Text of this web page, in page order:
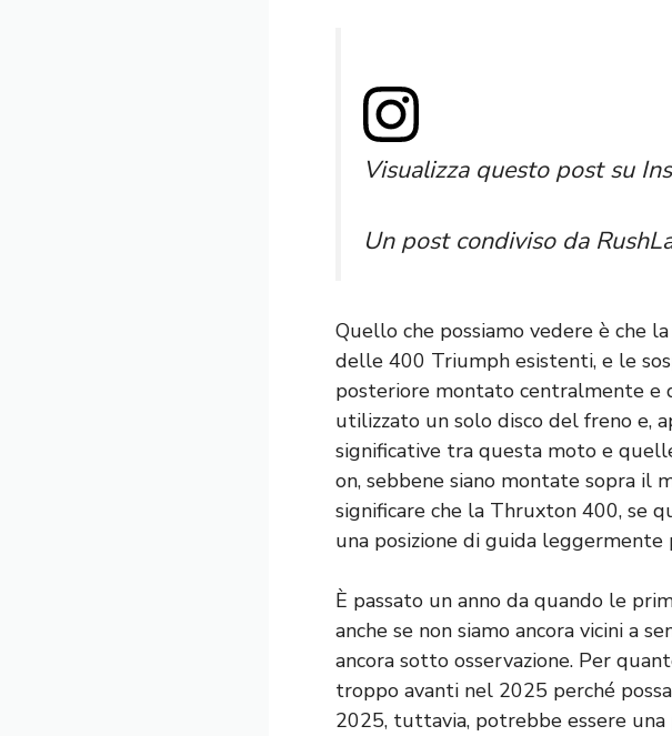
Visualizza questo post su
Un post condiviso da
Quello che possiamo vedere è che
delle 400 Triumph esistenti, e le
posteriore montato centralmente e
utilizzato un solo disco del freno e,
significative tra questa moto e
on, sebbene siano montate sopra il
significare che la Thruxton 400, se
una posizione di guida
È passato un anno da quando le
anche se non siamo ancora vicini a
ancora sotto osservazione. Per
troppo avanti nel 2025 perché
2025, tuttavia, potrebbe essere